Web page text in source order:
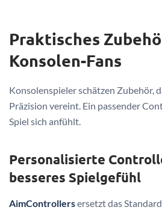
Praktisches
Konsolen-Fans
Konsolenspieler schätzen Zubehör,
Präzision vereint. Ein passender
Spiel sich anfühlt.
Personalisierte
besseres Spielgefühl
AimControllersersetzt das